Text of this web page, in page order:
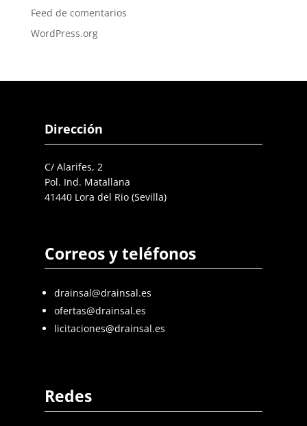
Feed de comentarios
WordPress.org
Dirección
C/ Alarifes, 2
Pol. Ind. Matallana
41440 Lora del Rio (Sevilla)
Correos y teléfonos
drainsal@drainsal.es
ofertas@drainsal.es
licitaciones@drainsal.es
Redes